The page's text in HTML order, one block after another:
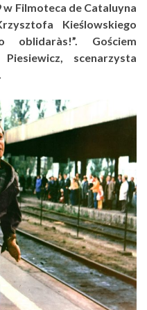
w Filmoteca de Cataluyna
Kieślowskiego
oblidaràs!”. Gościem
scenarzysta